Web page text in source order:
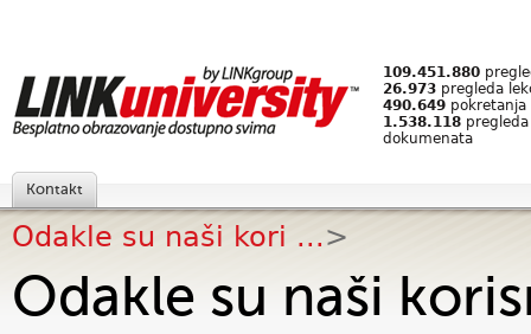
109.451.880
26.973 pregleda
490.649 pokretanja
1.538.118
dokumenata
Kontakt
Odakle su naši kori ...>
Odakle su naši